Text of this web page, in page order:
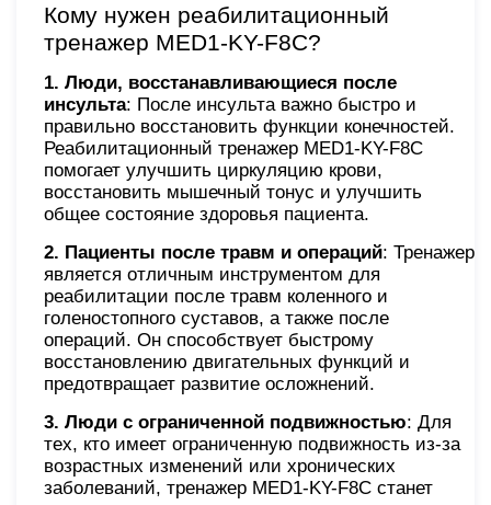
Кому нужен реабилитационный
тренажер MED1-KY-F8С?
1. Люди, восстанавливающиеся после
инсульта: После инсульта важно быстро и
правильно восстановить функции конечностей.
Реабилитационный тренажер MED1-KY-F8С
помогает улучшить циркуляцию крови,
восстановить мышечный тонус и улучшить
общее состояние здоровья пациента.
2. Пациенты после травм и операций: Тренажер
является отличным инструментом для
реабилитации после травм коленного и
голеностопного суставов, а также после
операций. Он способствует быстрому
восстановлению двигательных функций и
предотвращает развитие осложнений.
3. Люди с ограниченной подвижностью: Для
тех, кто имеет ограниченную подвижность из-за
возрастных изменений или хронических
заболеваний, тренажер MED1-KY-F8С станет